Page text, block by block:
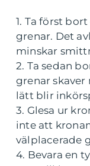
1. Ta först
grenar. Det
minskar
2. Ta sedan
grenar skaver
lätt blir
3. Glesa ur
inte att
välplacerade
4. Bevara en